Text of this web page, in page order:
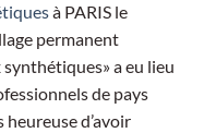
à PARIS le
permanent
a eu lieu
de pays
d’avoir